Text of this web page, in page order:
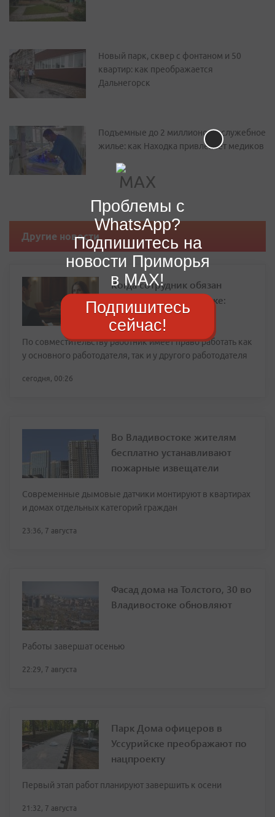
Новый парк, сквер с фонтаном и 50
квартир: как преображается
Дальнегорск
Подъемные до 2 миллионов и служебное
жилье: как Находка привлекает медиков
Другие новости
Когда сотрудник обязан
сообщить о подработке:
ответ юриста
По совместительству работник имеет право работать как
у основного работодателя, так и у другого работодателя
сегодня, 00:26
Во Владивостоке жителям
бесплатно устанавливают
пожарные извещатели
Современные дымовые датчики монтируют в квартирах
и домах отдельных категорий граждан
23:36, 7 августа
Фасад дома на Толстого, 30 во
Владивостоке обновляют
Работы завершат осенью
22:29, 7 августа
Парк Дома офицеров в
Уссурийске преображают по
нацпроекту
Первый этап работ планируют завершить к осени
21:32, 7 августа
Проблемы с
WhatsApp?
Подпишитесь на
новости Приморья
в MAX!
Подпишитесь
сейчас!